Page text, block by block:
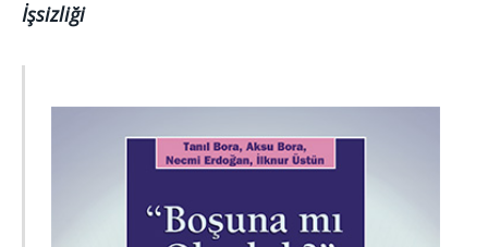
İşsizliği